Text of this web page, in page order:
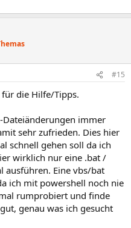
#15
die Hilfe/Tipps.
immer
sehr zufrieden. Dies hier
schnell gehen soll da ich
wirklich nur eine .bat /
ausführen. Eine vbs/bat
ich mit powershell noch nie
rumprobiert und finde
gut, genau was ich gesucht